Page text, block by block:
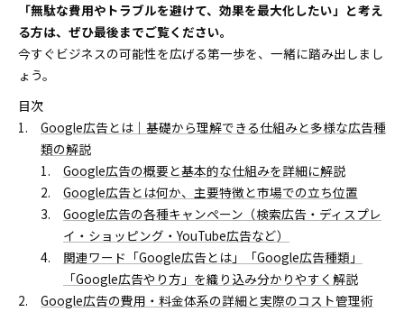
「無駄な費用やトラブルを避けて、効果を最大化したい」と考え
る方は、ぜひ最後までご覧ください。
今すぐビジネスの可能性を広げる第一歩を、一緒に踏み出しまし
ょう。
目次
Google広告とは｜基礎から理解できる仕組みと多様な広告種
類の解説
Google広告の概要と基本的な仕組みを詳細に解説
Google広告とは何か、主要特徴と市場での立ち位置
Google広告の各種キャンペーン（検索広告・ディスプレ
イ・ショッピング・YouTube広告など）
関連ワード「Google広告とは」「Google広告種類」
「Google広告やり方」を織り込み分かりやすく解説
Google広告の費用・料金体系の詳細と実際のコスト管理術